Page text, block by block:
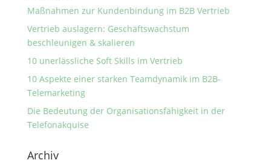
Maßnahmen zur Kundenbindung im B2B Vertrieb
Vertrieb auslagern: Geschäftswachstum
beschleunigen & skalieren
10 unerlässliche Soft Skills im Vertrieb
10 Aspekte einer starken Teamdynamik im B2B-
Telemarketing
Die Bedeutung der Organisationsfähigkeit in der
Telefonakquise
Archiv